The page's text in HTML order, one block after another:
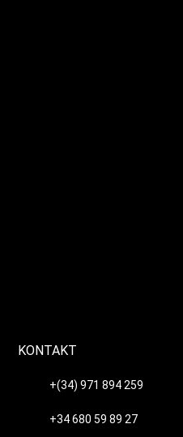
KONTAKT
+(34) 971 894 259
+34 680 59 89 27